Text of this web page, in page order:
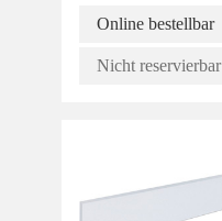
Online bestellbar
Nicht reservierbar